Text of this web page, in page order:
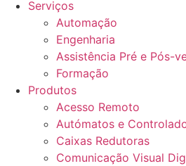
Serviços
Automação
Engenharia
Assistência Pré e Pós-
Formação
Produtos
Acesso Remoto
Autómatos e
Caixas Redutoras
Comunicação Visual